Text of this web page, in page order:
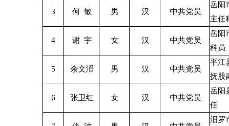
3 何 敏 男 汉 中共党员
岳阳
主任
4 谢 宇 女 汉 中共党员
岳阳
科员
5 余文滔 男 汉 中共党员
平江
抚股
6 张卫红 女 汉 中共党员
岳阳
任
汨罗